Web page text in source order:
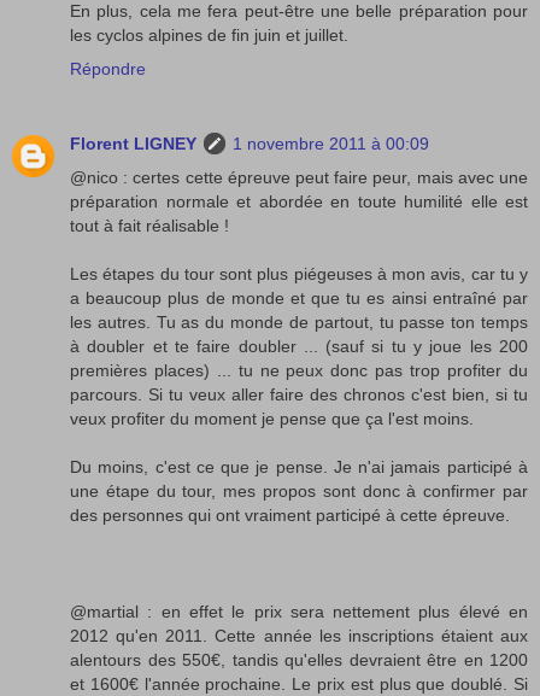
En plus, cela me fera peut-être une belle préparation pour
les cyclos alpines de fin juin et juillet.
Répondre
Florent LIGNEY
1 novembre 2011 à 00:09
@nico : certes cette épreuve peut faire peur, mais avec une
préparation normale et abordée en toute humilité elle est
tout à fait réalisable !
Les étapes du tour sont plus piégeuses à mon avis, car tu y
a beaucoup plus de monde et que tu es ainsi entraîné par
les autres. Tu as du monde de partout, tu passe ton temps
à doubler et te faire doubler ... (sauf si tu y joue les 200
premières places) ... tu ne peux donc pas trop profiter du
parcours. Si tu veux aller faire des chronos c'est bien, si tu
veux profiter du moment je pense que ça l'est moins.
Du moins, c'est ce que je pense. Je n'ai jamais participé à
une étape du tour, mes propos sont donc à confirmer par
des personnes qui ont vraiment participé à cette épreuve.
@martial : en effet le prix sera nettement plus élevé en
2012 qu'en 2011. Cette année les inscriptions étaient aux
alentours des 550€, tandis qu'elles devraient être en 1200
et 1600€ l'année prochaine. Le prix est plus que doublé. Si